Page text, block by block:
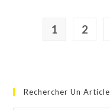
1 2
Rechercher Un Article